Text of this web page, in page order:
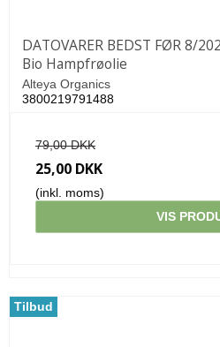
DATOVARER BEDST FØR 8/
Bio Hampfrøolie
Alteya Organics
3800219791488
79,00 DKK
25,00 DKK
(inkl. moms)
VIS
Tilbud